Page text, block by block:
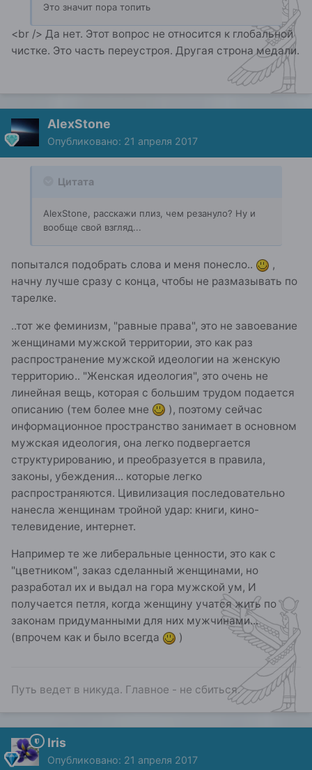
Это значит пора топить
<br /> Да нет. Этот вопрос не относится к глобальной
чистке. Это часть переустроя. Другая строна медали.
AlexStone
Опубликовано: 21 апреля 2017
Цитата
AlexStone, расскажи плиз, чем резануло? Ну и
вообще свой взгляд...
попытался подобрать слова и меня понесло..
,
начну лучше сразу с конца, чтобы не размазывать по
тарелке.
..тот же феминизм, "равные права", это не завоевание
женщинами мужской территории, это как раз
распространение мужской идеологии на женскую
территорию.. "Женская идеология", это очень не
линейная вещь, которая с большим трудом подается
описанию (тем более мне
), поэтому сейчас
информационное пространство занимает в основном
мужская идеология, она легко подвергается
структурированию, и преобразуется в правила,
законы, убеждения... которые легко
распространяются. Цивилизация последовательно
нанесла женщинам тройной удар: книги, кино-
телевидение, интернет.
Например те же либеральные ценности, это как с
"цветником", заказ сделанный женщинами, но
разработал их и выдал на гора мужской ум, И
получается петля, когда женщину учатся жить по
законам придуманными для них мужчинами...
(впрочем как и было всегда
)
Путь ведет в никуда. Главное - не сбиться.
Iris
Опубликовано: 21 апреля 2017